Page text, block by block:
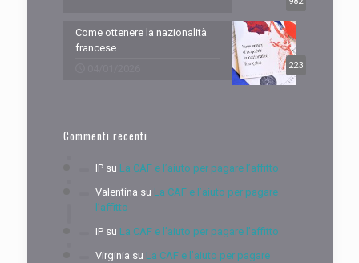
223
Come ottenere la nazionalità
francese
Commenti recenti
IPsu La CAF e l’aiuto per pagare l’affitto
Valentina su La CAF e l’aiuto per pagare
l’affitto
IPsu La CAF e l’aiuto per pagare l’affitto
Virginia su La CAF e l’aiuto per pagare